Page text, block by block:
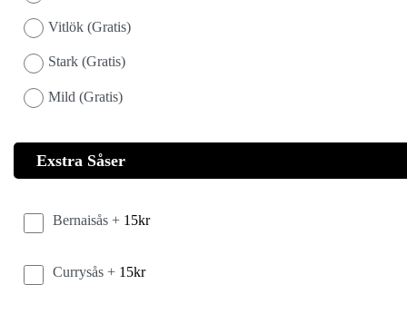
Vitlök (Gratis)
Stark (Gratis)
Mild (Gratis)
Exstra Såser
Bernaisås + 15kr
Currysås + 15kr